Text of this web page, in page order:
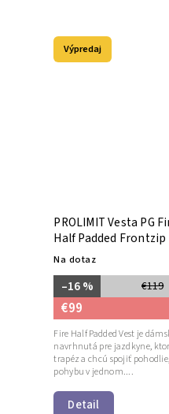
Výpredaj
PROLIMIT Vesta PG
Half Padded
Na dotaz
€119
–16 %
€99
Detail
Fire Half Padded Vest je
navrhnutá pre jazdkyne,
trapéz a chcú spojiť
pohybu v jednom....